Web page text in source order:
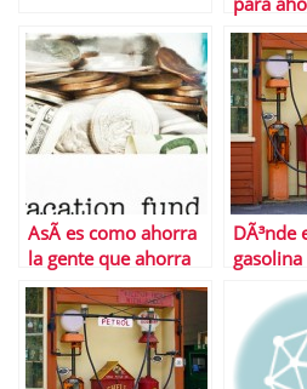
AsÃ­ es como ahorra
la gente que ahorra
mucho
DÃ³nde
gasolina